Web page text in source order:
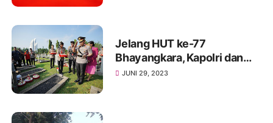
Jelang HUT ke-77
Bhayangkara, Kapolri dan
Jajaran Ziarah ke TMP
JUNI 29, 2023